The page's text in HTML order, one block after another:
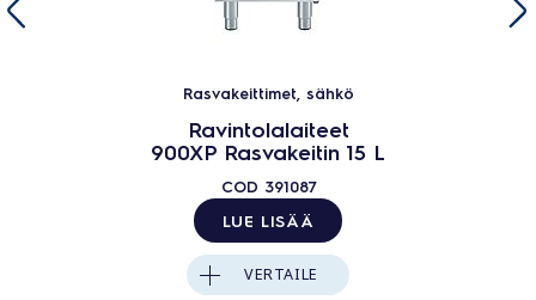
Rasvakeittimet, sähkö
Ravintolalaiteet
900XP Rasvakeitin 15 L
COD 391087
LUE LISÄÄ
VERTAILE